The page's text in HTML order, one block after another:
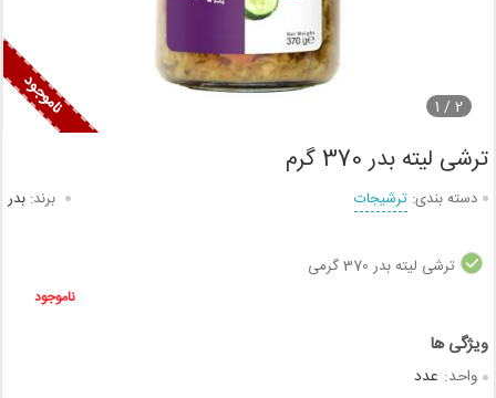
2 /
1
ترشی لیته بدر 370 گرم
دسته بندی: ترشیجات برند: بدر
ترشی لیته بدر 370 گرمی
ناموجود
واحد: عدد